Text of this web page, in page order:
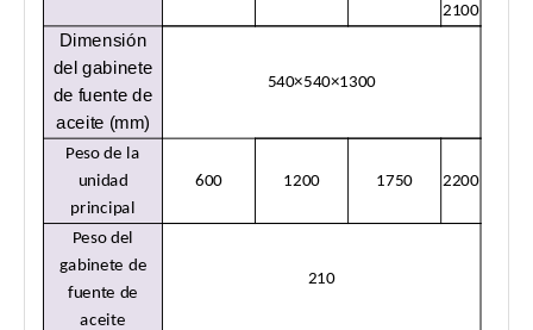
2100
Dimensión
del gabinete
de fuente de
aceite (mm)
540×540×1300
Peso de la
unidad
principal
600 1200 1750 2200
Peso del
gabinete de
fuente de
aceite
210